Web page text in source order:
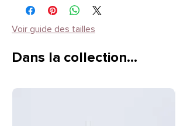
Matériau: Acier inoxydable, blanc
Couvercle: Plastique transparent
Voir guide des tailles
Dans la collection…